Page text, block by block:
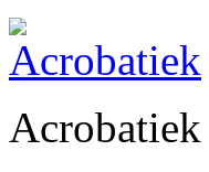
Acrobatiek